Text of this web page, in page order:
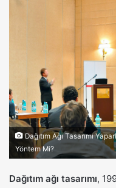
g
ö
d
e
m
Dağıtım Ağı Tasarımı
Yöntem Mi?
Dağıtım ağı tasarımı,